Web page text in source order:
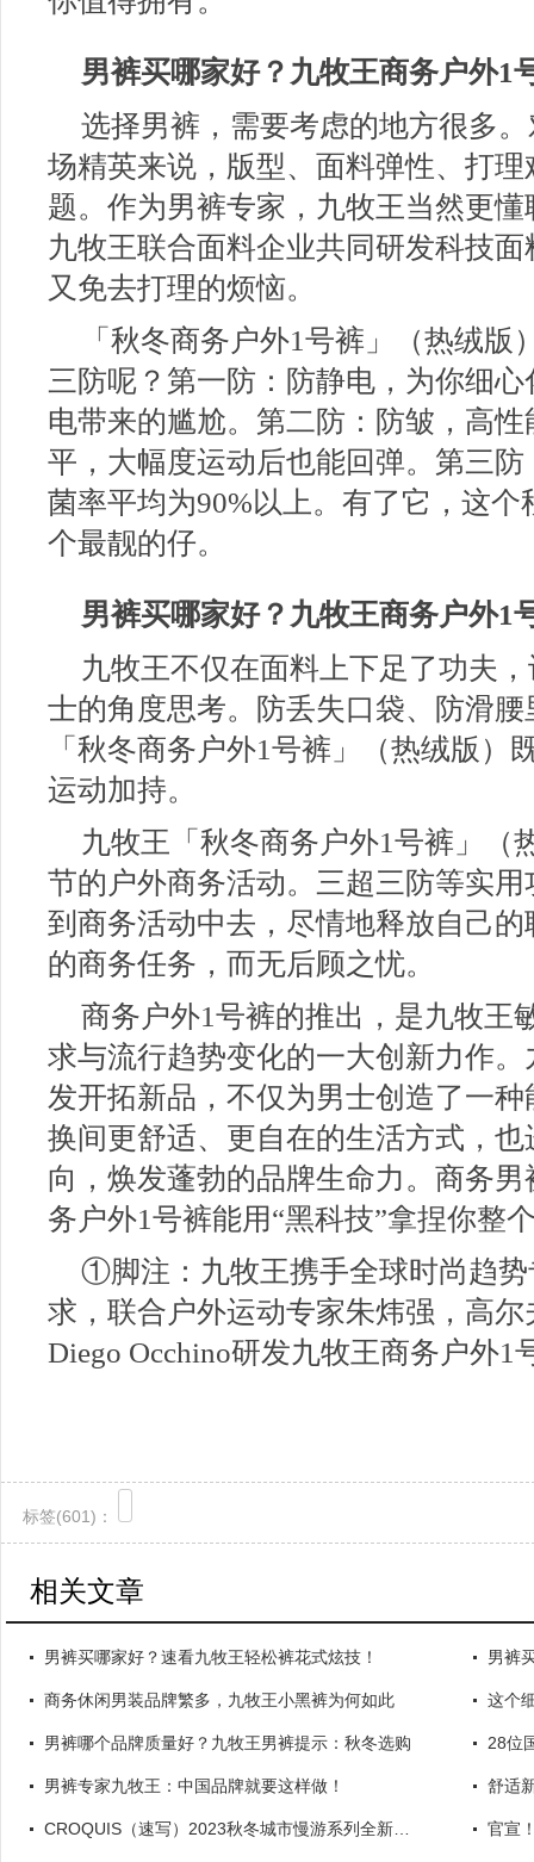
男裤买哪家好？ 九牧王商务户外
选择男裤，需要考虑的地方很多
场精英来说，版型、面料弹性、打
题。作为男裤专家，九牧王当然更
九牧王联合面料企业共同研发科技
又免去打理的烦恼。
「秋冬商务户外1号裤」（热绒
三防呢？第一防：防静电，为你细
电带来的尴尬。第二防：防皱，高
平，大幅度运动后也能回弹。第三
菌率平均为90%以上。有了它，这
个最靓的仔。
男裤买哪家好？ 九牧王商务户外
九牧王不仅在面料上下足了功夫
士的角度思考。防丢失口袋、防滑
「秋冬商务户外1号裤」（热绒版）
运动加持。
九牧王「秋冬商务户外1号裤」（
节的户外商务活动。三超三防等实
到商务活动中去，尽情地释放自己
的商务任务，而无后顾之忧。
商务户外1号裤的推出，是九牧王
求与流行趋势变化的一大创新力作
发开拓新品，不仅为男士创造了一
换间更舒适、更自在的生活方式，
向，焕发蓬勃的品牌生命力。商务
务户外1号裤能用“黑科技”拿捏你整
①脚注：九牧王携手全球时尚趋势
求，联合户外运动专家朱炜强，高
Diego Occhino研发九牧王商务户外1
标签(601)：
相关文章
男裤买哪家好？速看九牧王轻松裤花式炫技！ 男裤
商务休闲男装品牌繁多，九牧王小黑裤为何如此 这个
男裤哪个品牌质量好？九牧王男裤提示：秋冬选购 28位
男裤专家九牧王：中国品牌就要这样做！ 舒适
官宣